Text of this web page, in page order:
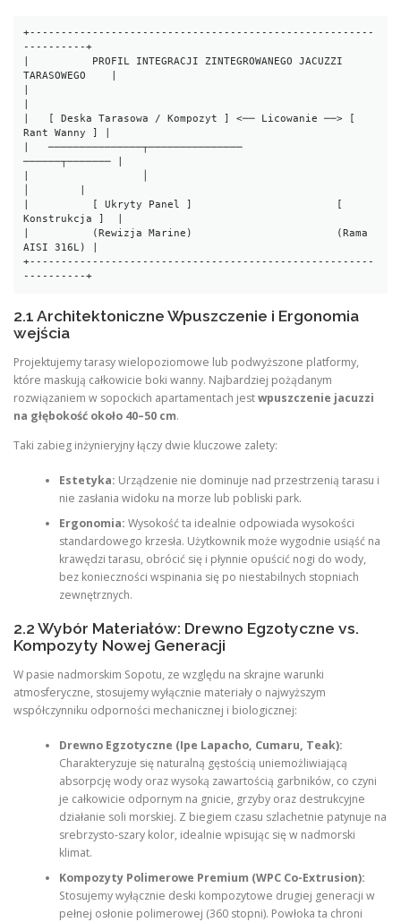
+-------------------------------------------------------
----------+
|          PROFIL INTEGRACJI ZINTEGROWANEGO JACUZZI
TARASOWEGO    |
|   [ Deska Tarasowa / Kompozyt ] <── Licowanie ──> [
Rant Wanny ] |
|   ───────────────┬───────────────
──────┬─────── |
|          [ Ukryty Panel ]                       [
Konstrukcja ]  |
|          (Rewizja Marine)                       (Rama
AISI 316L) |
+-------------------------------------------------------
2.1 Architektoniczne Wpuszczenie i Ergonomia
wejścia
Projektujemy tarasy wielopoziomowe lub podwyższone platformy,
które maskują całkowicie boki wanny. Najbardziej pożądanym
rozwiązaniem w sopockich apartamentach jestwpuszczenie jacuzzi
na głębokość około 40–50 cm.
Taki zabieg inżynieryjny łączy dwie kluczowe zalety:
Estetyka: Urządzenie nie dominuje nad przestrzenią tarasu i
nie zasłania widoku na morze lub pobliski park.
Ergonomia: Wysokość ta idealnie odpowiada wysokości
standardowego krzesła. Użytkownik może wygodnie usiąść na
krawędzi tarasu, obrócić się i płynnie opuścić nogi do wody,
bez konieczności wspinania się po niestabilnych stopniach
zewnętrznych.
2.2 Wybór Materiałów: Drewno Egzotyczne vs.
Kompozyty Nowej Generacji
W pasie nadmorskim Sopotu, ze względu na skrajne warunki
atmosferyczne, stosujemy wyłącznie materiały o najwyższym
współczynniku odporności mechanicznej i biologicznej:
Drewno Egzotyczne (Ipe Lapacho, Cumaru, Teak):
Charakteryzuje się naturalną gęstością uniemożliwiającą
absorpcję wody oraz wysoką zawartością garbników, co czyni
je całkowicie odpornym na gnicie, grzyby oraz destrukcyjne
działanie soli morskiej. Z biegiem czasu szlachetnie patynuje na
srebrzysto-szary kolor, idealnie wpisując się w nadmorski
klimat.
Kompozyty Polimerowe Premium (WPC Co-Extrusion):
Stosujemy wyłącznie deski kompozytowe drugiej generacji w
pełnej osłonie polimerowej (360 stopni). Powłoka ta chroni